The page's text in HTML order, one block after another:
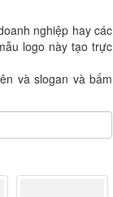
nghiệp hay các
logo này tạo trực
và slogan và bấm